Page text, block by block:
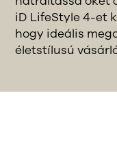
iD LifeStyle 4-et
hogy ideális
életstílusú